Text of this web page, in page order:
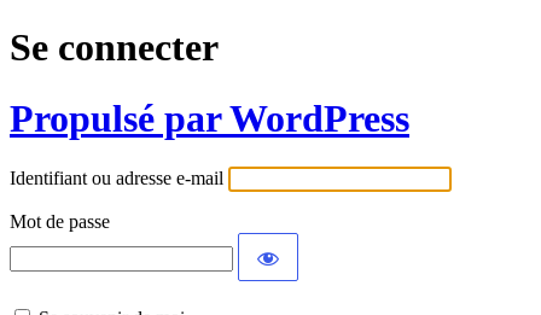
Se connecter
Propulsé par WordPress
Identifiant ou adresse e-mail
Mot de passe